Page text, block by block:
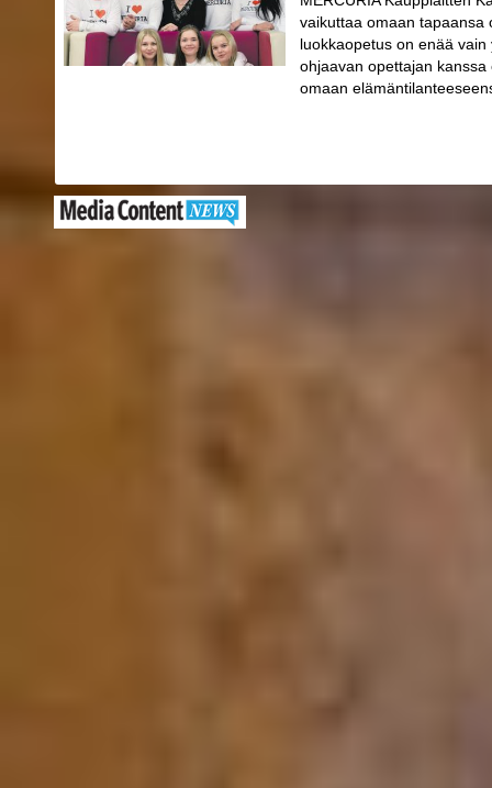
vaikuttaa omaan tapaansa
luokkaopetus on enää
ohjaavan opettajan
omaan